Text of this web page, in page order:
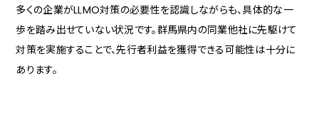
多くの企業がLLMO対策の必要性を認識しながらも、具体的な一
歩を踏み出せていない状況です。群馬県内の同業他社に先駆けて
対策を実施することで、先行者利益を獲得できる可能性は十分に
あります。